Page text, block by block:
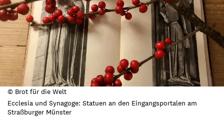
© Brot für die Welt
Ecclesia und Synagoge: Statuen an den Eingangsportalen am
Straßburger Münster